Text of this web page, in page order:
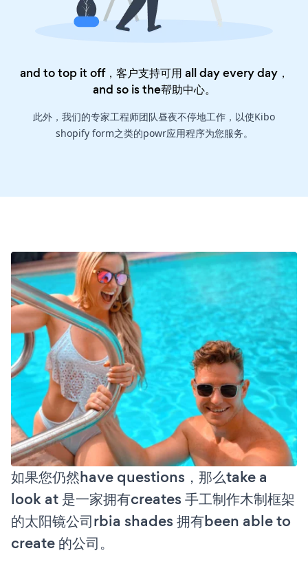
and to top it off，客户支持可用 all day every day，
and so is the帮助中心。
此外，我们的专家工程师团队昼夜不停地工作，以使Kibo
shopify form之类的powr应用程序为您服务。
如果您仍然have questions，那么take a
look at 是一家拥有creates 手工制作木制框架
的太阳镜公司rbia shades 拥有been able to
create 的公司。